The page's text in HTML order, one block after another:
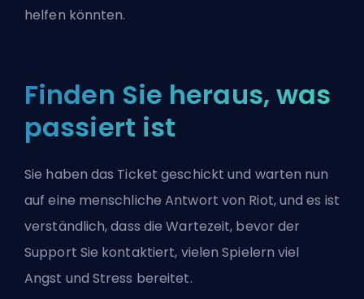
helfen könnten.
Finden Sie heraus, was
passiert ist
Sie haben das Ticket geschickt und warten nun
auf eine menschliche Antwort von Riot, und es ist
verständlich, dass die Wartezeit, bevor der
Support Sie kontaktiert, vielen Spielern viel
Angst und Stress bereitet.